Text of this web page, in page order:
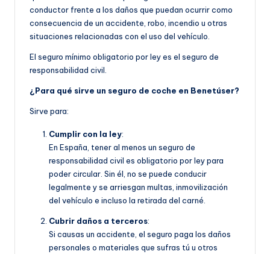
conductor frente a los daños que puedan ocurrir como
consecuencia de un accidente, robo, incendio u otras
situaciones relacionadas con el uso del vehículo.
El seguro mínimo obligatorio por ley es el seguro de
responsabilidad civil.
¿Para qué sirve un seguro de coche en Benetúser?
Sirve para:
Cumplir con la ley:
En España, tener al menos un seguro de
responsabilidad civil es obligatorio por ley para
poder circular. Sin él, no se puede conducir
legalmente y se arriesgan multas, inmovilización
del vehículo e incluso la retirada del carné.
Cubrir daños a terceros:
Si causas un accidente, el seguro paga los daños
personales o materiales que sufras tú u otros